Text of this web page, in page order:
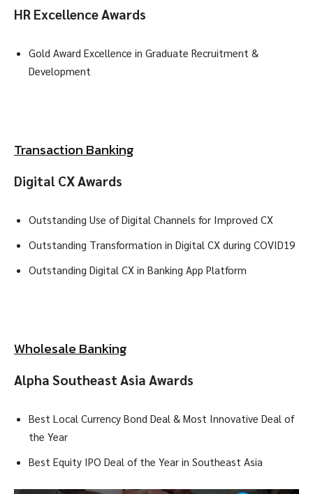
HR Excellence Awards
Gold Award Excellence in Graduate Recruitment &
Development
Transaction Banking
Digital CX Awards
Outstanding Use of Digital Channels for Improved CX
Outstanding Transformation in Digital CX during COVID19
Outstanding Digital CX in Banking App Platform
Wholesale Banking
Alpha Southeast Asia Awards
Best Local Currency Bond Deal & Most Innovative Deal of
the Year
Best Equity IPO Deal of the Year in Southeast Asia